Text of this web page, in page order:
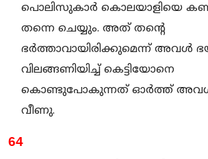
പൊലിസുകാർ കൊലയാളിയെ
തന്നെ ചെയ്യും. അത് തന്റെ
ഭർത്താവായിരിക്കുമെന്ന് അവൾ
വിലങ്ങണിയിച്ച് കെട്ടിയോനെ
കൊണ്ടുപോകുന്നത് ഓർത്ത് അവൾ
വീണു.
64